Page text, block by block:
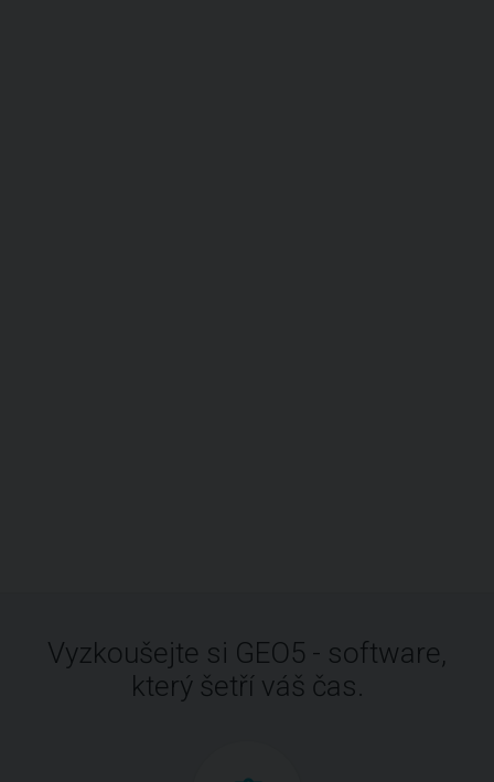
Vyzkoušejte si GEO5 - software,
který šetří váš čas.